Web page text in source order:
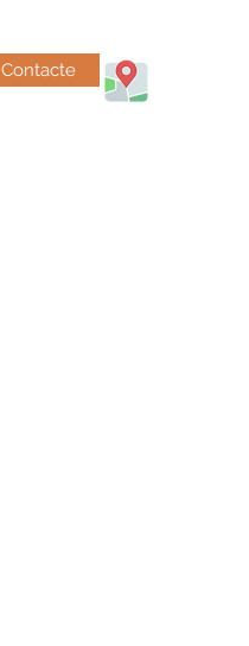
Contacte